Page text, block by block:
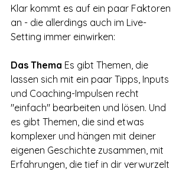
Klar kommt es auf ein paar Faktoren
an - die allerdings auch im Live-
Setting immer einwirken:
Das Thema Es gibt Themen, die
lassen sich mit ein paar Tipps, Inputs
und Coaching-Impulsen recht
"einfach" bearbeiten und lösen. Und
es gibt Themen, die sind etwas
komplexer und hängen mit deiner
eigenen Geschichte zusammen, mit
Erfahrungen, die tief in dir verwurzelt